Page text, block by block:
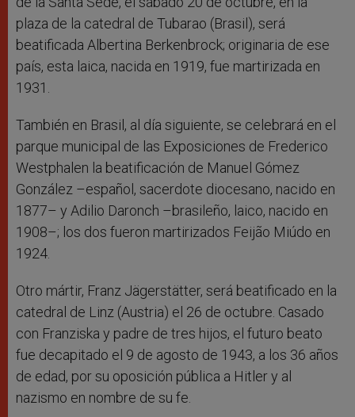
plaza de la catedral de Tubarao (Brasil), será
beatificada Albertina Berkenbrock; originaria de ese
país, esta laica, nacida en 1919, fue martirizada en
1931.
También en Brasil, al día siguiente, se celebrará en el
parque municipal de las Exposiciones de Frederico
Westphalen la beatificación de Manuel Gómez
González –español, sacerdote diocesano, nacido en
1877– y Adilio Daronch –brasileño, laico, nacido en
1908–; los dos fueron martirizados Feijão Miúdo en
1924.
Otro mártir, Franz Jägerstätter, será beatificado en la
catedral de Linz (Austria) el 26 de octubre. Casado
con Franziska y padre de tres hijos, el futuro beato
fue decapitado el 9 de agosto de 1943, a los 36 años
de edad, por su oposición pública a Hitler y al
nazismo en nombre de su fe.